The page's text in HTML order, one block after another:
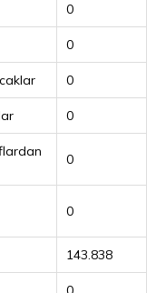
0
0
0
0
0
0
143.838